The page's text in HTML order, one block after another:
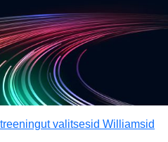
valitsesid Williamsid